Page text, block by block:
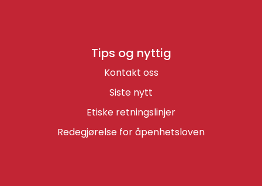
Tips og nyttig
Kontakt oss
Siste nytt
Etiske retningslinjer
Redegjørelse for åpenhetsloven